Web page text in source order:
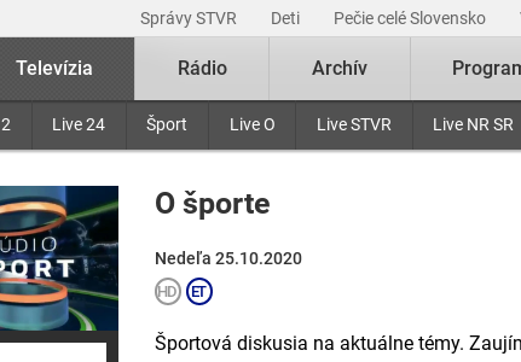
Správy STVR Deti Pečie celé Slovensko
Televízia
Live 24 Šport Live O Live STVR Live NR SR
Rádio Archív
O športe
Nedeľa 25.10.2020
Športová diskusia na aktuálne témy.